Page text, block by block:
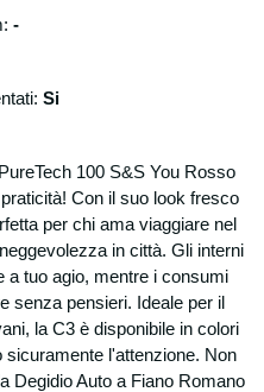
-
Si
100 S&S You Rosso
Con il suo look fresco
per chi ama viaggiare nel
in città. Gli interni
a tuo agio, mentre i consumi
senza pensieri. Ideale per il
la C3 è disponibile in colori
l'attenzione. Non
Degidio Auto a Fiano Romano